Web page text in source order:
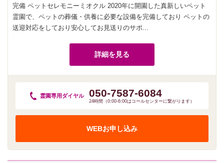
完備 ペットセレモニーミオクル 2020年に開園した真新しいペット
霊園で、ペットの葬儀・供養に必要な設備を完備しており ペットの
送迎対応をしており安心してお見送りのサポ...
詳細を見る
霊園専用 ダイヤル 050-7587-6084
24時間（0:00-6:00はコールセンターに繋がります）
WEBお申し込み